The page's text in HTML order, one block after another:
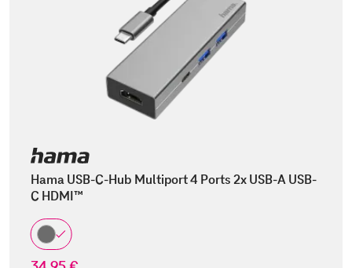
Hama USB-C-Hub Multiport 4 Ports 2x USB-A USB-
C HDMI™